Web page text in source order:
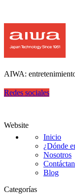
AIWA:
Redes sociales
Website
Inicio
¿Dónde
Nosotros
Blog
Categorías